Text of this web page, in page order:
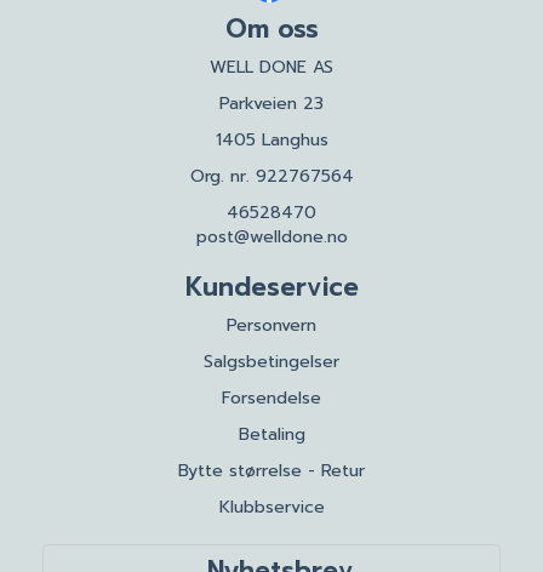
Om oss
WELL DONE AS
Parkveien 23
1405 Langhus
Org. nr. 922767564
46528470
post@welldone.no
Kundeservice
Personvern
Salgsbetingelser
Forsendelse
Betaling
Bytte størrelse - Retur
Klubbservice